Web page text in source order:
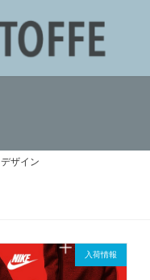
デザイン
入荷情報